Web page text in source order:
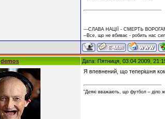
---СЛАВА НАЦІЇ - СМЕРТЬ
--Все, що не вбиває - робить нас
demos Дата: Пятниця, 03.04.2009,
Я впевнений, що теперішня
"Деякі вважають, що футбол – діло